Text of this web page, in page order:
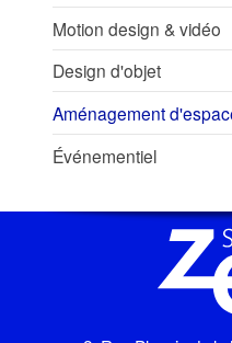
Motion design & vidéo
Design d'objet
Aménagement
Événementiel